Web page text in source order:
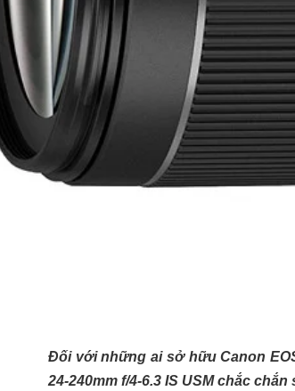
Đối với những ai sở hữu Canon
24-240mm f/4-6.3 IS USM chắc